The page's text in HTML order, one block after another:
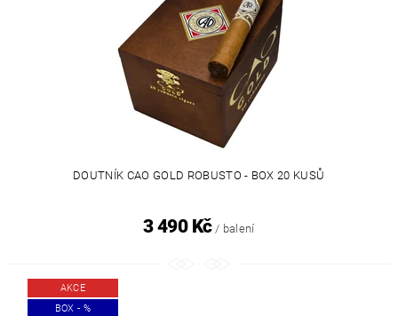
DOUTNÍK CAO GOLD ROBUSTO - BOX 20 KUSŮ
3 490 Kč / balení
AKCE
BOX - %